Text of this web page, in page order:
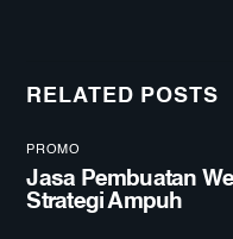
RELATED POSTS
PROMO
Jasa Pembuatan
Strategi Ampuh